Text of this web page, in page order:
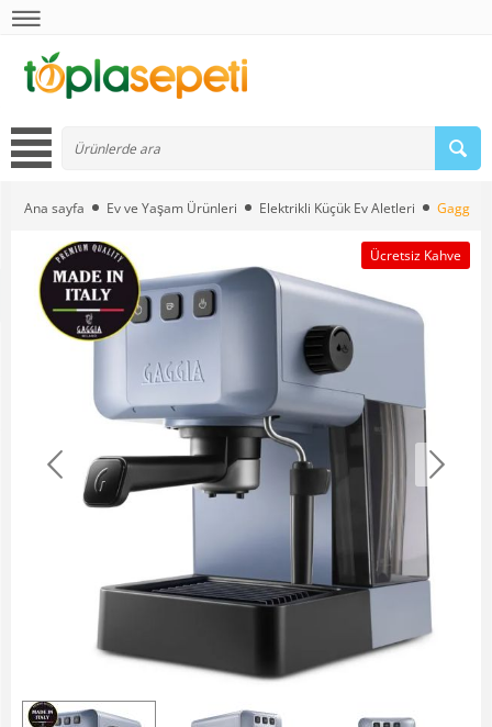
Ana sayfa Ev ve Yaşam Ürünleri Elektrikli Küçük Ev Aletleri Gaggia
Ücretsiz Kahve